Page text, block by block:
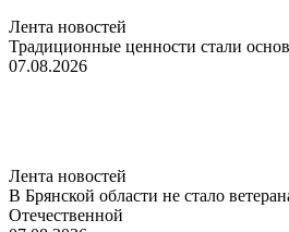
Лента новостей
Традиционные ценности стали
07.08.2026
Лента новостей
В Брянской области не стало
Отечественной